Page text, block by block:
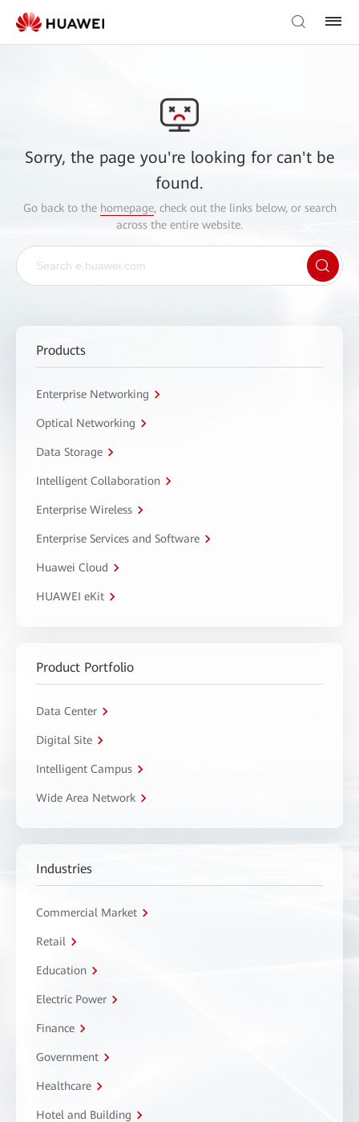
Sorry, the page you're looking for can't be
found.
Go back to the homepage, check out the links below, or search
across the entire website.
Products
Enterprise Networking
Optical Networking
Data Storage
Intelligent Collaboration
Enterprise Wireless
Enterprise Services and Software
Huawei Cloud
HUAWEI eKit
Product Portfolio
Data Center
Digital Site
Intelligent Campus
Wide Area Network
Industries
Commercial Market
Retail
Education
Electric Power
Finance
Government
Healthcare
Hotel and Building